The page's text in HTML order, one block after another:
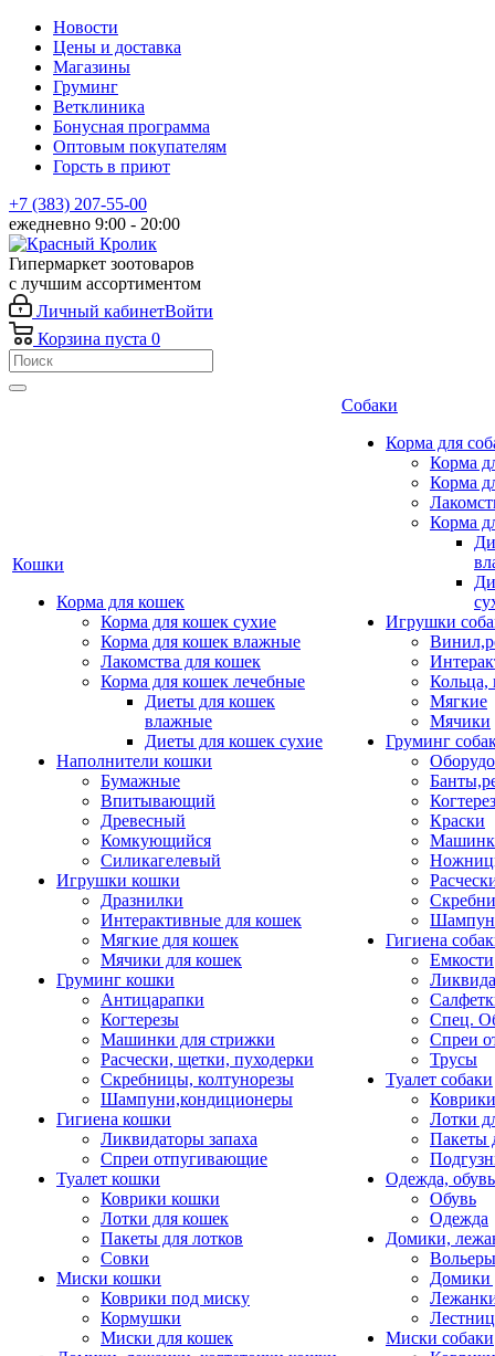
Новости
Цены и доставка
Магазины
Груминг
Ветклиника
Бонусная программа
Оптовым покупателям
Горсть в приют
+7 (383) 207-55-00
ежедневно 9:00 - 20:00
Гипермаркет зоотоваров
с лучшим ассортиментом
Личный кабинетВойти
Корзина пуста 0
Кошки
Корма для кошек
Корма для кошек сухие
Корма для кошек влажные
Лакомства для кошек
Корма для кошек лечебные
Диеты для кошек
влажные
Диеты для кошек сухие
Наполнители кошки
Бумажные
Впитывающий
Древесный
Комкующийся
Силикагелевый
Игрушки кошки
Дразнилки
Интерактивные для кошек
Мягкие для кошек
Мячики для кошек
Груминг кошки
Антицарапки
Когтерезы
Машинки для стрижки
Расчески, щетки, пуходерки
Скребницы, колтунорезы
Шампуни,кондиционеры
Гигиена кошки
Ликвидаторы запаха
Спреи отпугивающие
Туалет кошки
Коврики кошки
Лотки для кошек
Пакеты для лотков
Совки
Миски кошки
Коврики под миску
Кормушки
Миски для кошек
Собаки
Корма для
Корма
Корма
Корма
Игрушки
Кольца,
Мягкие
Мячики
Груминг
Краски
Гигиена
Емкости
Спец.
Спреи
Трусы
Туалет собаки
Коврики
Лотки
Пакеты
Одежда, обувь
Обувь
Одежда
Домики,
Домики
Миски собаки